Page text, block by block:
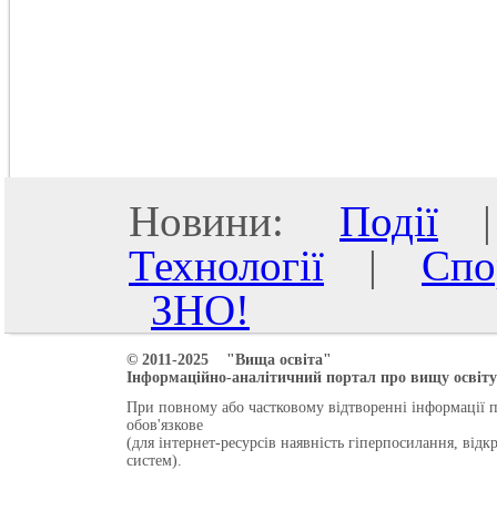
Новини: Події
Технології |
ЗНО!
© 2011-2025 "Вища освіта"
Інформаційно-аналітичний портал про вищу
При повному або частковому відтворенні інформації
обов'язкове
(для інтернет-ресурсів наявність гіперпосилання,
систем).